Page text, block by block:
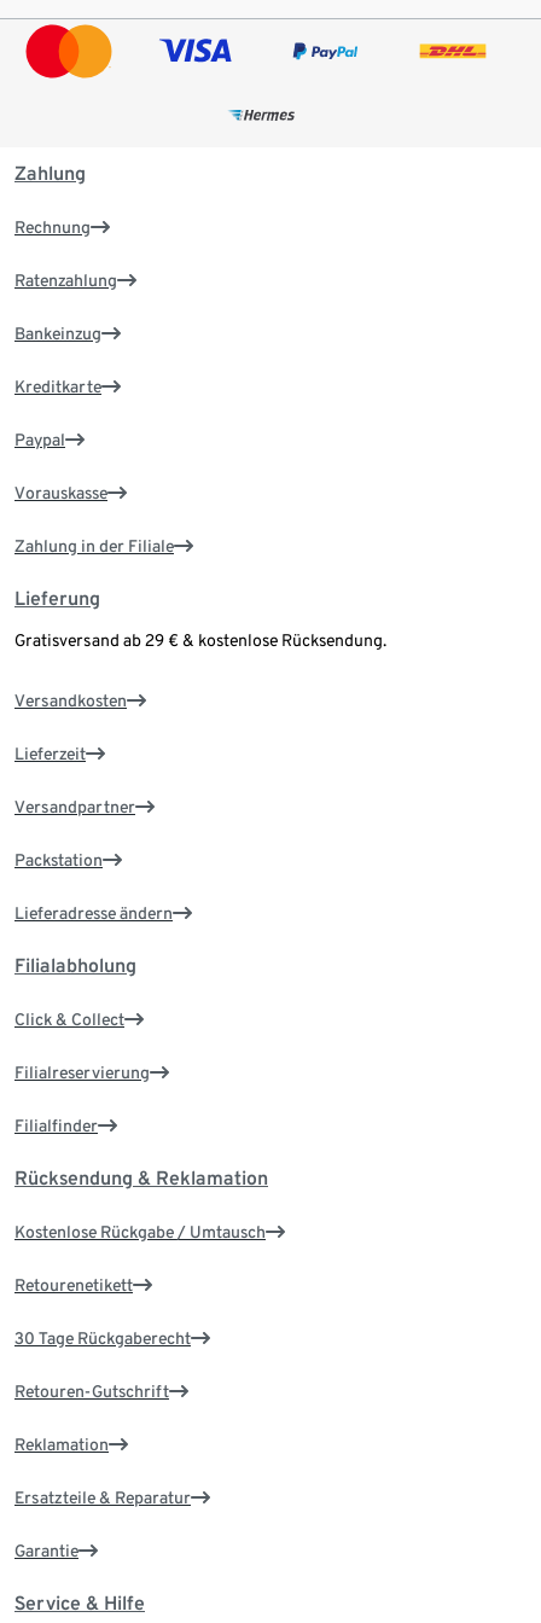
Zahlung
Rechnung
Ratenzahlung
Bankeinzug
Kreditkarte
Paypal
Vorauskasse
Zahlung in der Filiale
Lieferung
Gratisversand ab 29 € & kostenlose Rücksendung.
Versandkosten
Lieferzeit
Versandpartner
Packstation
Lieferadresse ändern
Filialabholung
Click & Collect
Filialreservierung
Filialfinder
Rücksendung & Reklamation
Kostenlose Rückgabe / Umtausch
Retourenetikett
30 Tage Rückgaberecht
Retouren-Gutschrift
Reklamation
Ersatzteile & Reparatur
Garantie
Service & Hilfe